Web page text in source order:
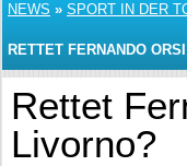
NEWS » SPORT IN DER
RETTET FERNANDO
Rettet
Livorno?